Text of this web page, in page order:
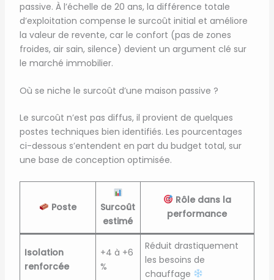
passive. À l’échelle de 20 ans, la différence totale
d’exploitation compense le surcoût initial et améliore
la valeur de revente, car le confort (pas de zones
froides, air sain, silence) devient un argument clé sur
le marché immobilier.
Où se niche le surcoût d’une maison passive ?
Le surcoût n’est pas diffus, il provient de quelques
postes techniques bien identifiés. Les pourcentages
ci-dessous s’entendent en part du budget total, sur
une base de conception optimisée.
Poste
Surcoût
estimé
Rôle dans la
performance
Isolation
renforcée
+4 à +6
%
Réduit drastiquement
les besoins de
chauffage